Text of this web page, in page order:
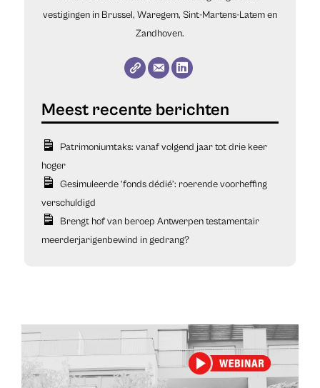
vestigingen in Brussel, Waregem, Sint-Martens-Latem en
Zandhoven.
Patrimoniumtaks: vanaf volgend jaar tot drie keer
hoger
Gesimuleerde ‘fonds dédié’: roerende voorheffing
verschuldigd
Brengt hof van beroep Antwerpen testamentair
meerderjarigenbewind in gedrang?